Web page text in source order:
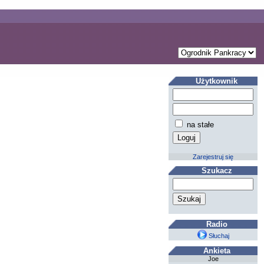
Użytkownik
na stałe
Zarejestruj się
Szukacz
Radio
Słuchaj
Ankieta
Joe